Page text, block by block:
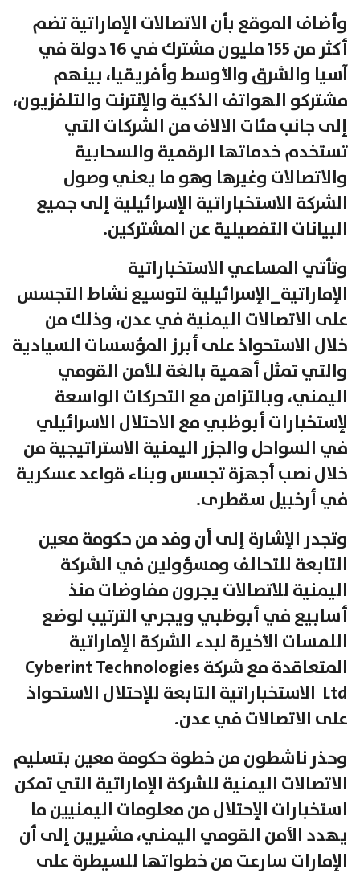
وأضاف الموقع بأن الاتصالات الإماراتية تضم
أكثر من 155 مليون مشترك في 16 دولة في
آسيا والشرق والأوسط وأفريقيا، بينهم
مشتركو الهواتف الذكية والإنترنت والتلفزيون،
إلى جانب مئات الالاف من الشركات التي
تستخدم خدماتها الرقمية والسحابية
والاتصالات وغيرها وهو ما يعني وصول
الشركة الاستخباراتية الإسرائيلية إلى جميع
البيانات التفصيلية عن المشتركين.
وتأتي المساعي الاستخباراتية
الإماراتية_الإسرائيلية لتوسيع نشاط التجسس
على الاتصالات اليمنية في عدن، وذلك من
خلال الاستحواذ على أبرز المؤسسات السيادية
والتي تمثل أهمية بالغة للأمن القومي
اليمني، وبالتزامن مع التحركات الواسعة
لإستخبارات أبوظبي مع الاحتلال الاسرائيلي
في السواحل والجزر اليمنية الاستراتيجية من
خلال نصب أجهزة تجسس وبناء قواعد عسكرية
في أرخبيل سقطرى.
وتجدر الإشارة إلى أن وفد من حكومة معين
التابعة للتحالف ومسؤولين في الشركة
اليمنية للاتصالات يجرون مفاوضات منذ
أسابيع في أبوظبي ويجري الترتيب لوضع
اللمسات الأخيرة لبدء الشركة الإماراتية
المتعاقدة مع شركة Cyberint Technologies
Ltd الاستخباراتية التابعة للإحتلال الاستحواذ
على الاتصالات في عدن.
وحذر ناشطون من خطوة حكومة معين بتسليم
الاتصالات اليمنية للشركة الإماراتية التي تمكن
استخبارات الإحتلال من معلومات اليمنيين ما
يهدد الأمن القومي اليمني، مشيرين إلى أن
الإمارات سارعت من خطواتها للسيطرة على